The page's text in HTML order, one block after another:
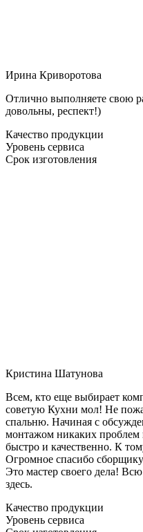
Ирина Криворотова
Отлично выполняете свою
довольны, респект!)
Качество продукции
Уровень сервиса
Срок изготовления
Кристина Шатунова
Всем, кто еще выбирает
советую Кухни мол! Не
спальню. Начиная с
монтажом никаких проблем
быстро и качественно. К
Огромное спасибо сборщику
Это мастер своего дела! Всю
здесь.
Качество продукции
Уровень сервиса